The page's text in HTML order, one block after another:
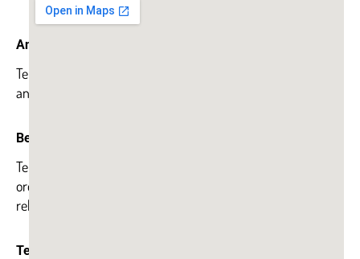
Anfrage | Lichtplanung
Telefon: +49 2739 803 83 36 - 1
anfrage@las-systeme.com
Bestellung | Retoure
Telefon: +49 2739 803 83 36 - 2
order@las-systeme.com
reklamation@las-systeme.com
Technischer Support